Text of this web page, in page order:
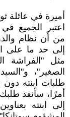
أميرة في عائلة
اعتبر الجميع
من أن نظام
إلى حد ما على
مثل "الفراشة
الصغير"،
طلبات ابنته دون
أمرًا، سأنفذ
إلى ابنته